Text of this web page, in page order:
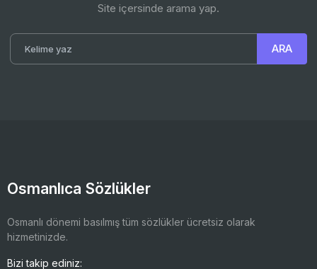
Site içersinde arama yap.
Osmanlıca Sözlükler
Osmanlı dönemi basılmış tüm sözlükler ücretsiz olarak
hizmetinizde.
Bizi takip ediniz: